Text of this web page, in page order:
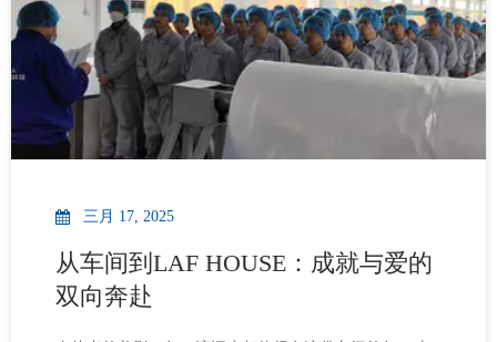
刃，在无人区踏出属于自己的道路。 同行：彼此的杖与
履当“我”融入“我们”，个体的步伐便在团队的共振中锚定
了目标。前行路上，有人为你指引方向，有人伴你身侧
同行，有人在
三月 17, 2025
从车间到LAF HOUSE：成就与爱的
双向奔赴